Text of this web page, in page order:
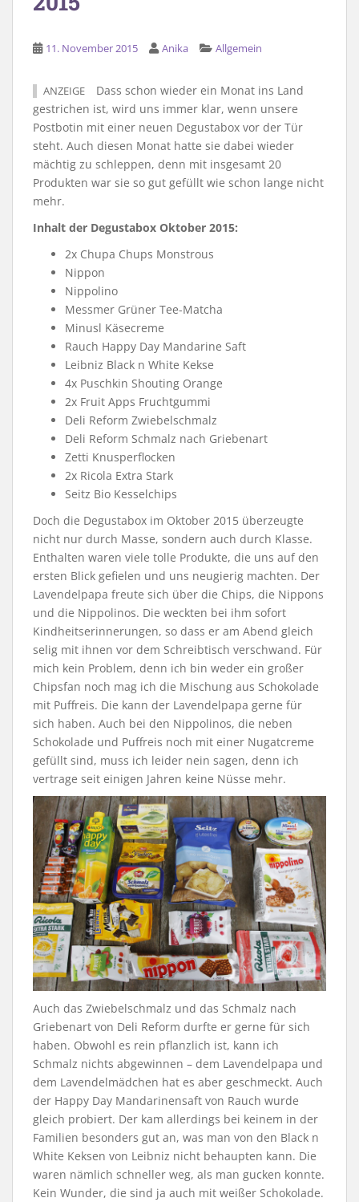
11. November 2015 Anika Allgemein
ANZEIGE
Dass schon wieder ein Monat ins Land
gestrichen ist, wird uns immer klar, wenn unsere
Postbotin mit einer neuen Degustabox vor der Tür
steht. Auch diesen Monat hatte sie dabei wieder
mächtig zu schleppen, denn mit insgesamt 20
Produkten war sie so gut gefüllt wie schon lange nicht
mehr.
Inhalt der Degustabox Oktober 2015:
2x Chupa Chups Monstrous
Nippon
Nippolino
Messmer Grüner Tee-Matcha
Minusl Käsecreme
Rauch Happy Day Mandarine Saft
Leibniz Black n White Kekse
4x Puschkin Shouting Orange
2x Fruit Apps Fruchtgummi
Deli Reform Zwiebelschmalz
Deli Reform Schmalz nach Griebenart
Zetti Knusperflocken
2x Ricola Extra Stark
Seitz Bio Kesselchips
Doch die Degustabox im Oktober 2015 überzeugte
nicht nur durch Masse, sondern auch durch Klasse.
Enthalten waren viele tolle Produkte, die uns auf den
ersten Blick gefielen und uns neugierig machten. Der
Lavendelpapa freute sich über die Chips, die Nippons
und die Nippolinos. Die weckten bei ihm sofort
Kindheitserinnerungen, so dass er am Abend gleich
selig mit ihnen vor dem Schreibtisch verschwand. Für
mich kein Problem, denn ich bin weder ein großer
Chipsfan noch mag ich die Mischung aus Schokolade
mit Puffreis. Die kann der Lavendelpapa gerne für
sich haben. Auch bei den Nippolinos, die neben
Schokolade und Puffreis noch mit einer Nugatcreme
gefüllt sind, muss ich leider nein sagen, denn ich
vertrage seit einigen Jahren keine Nüsse mehr.
Auch das Zwiebelschmalz und das Schmalz nach
Griebenart von Deli Reform durfte er gerne für sich
haben. Obwohl es rein pflanzlich ist, kann ich
Schmalz nichts abgewinnen – dem Lavendelpapa und
dem Lavendelmädchen hat es aber geschmeckt. Auch
der Happy Day Mandarinensaft von Rauch wurde
gleich probiert. Der kam allerdings bei keinem in der
Familien besonders gut an, was man von den Black n
White Keksen von Leibniz nicht behaupten kann. Die
waren nämlich schneller weg, als man gucken konnte.
Kein Wunder, die sind ja auch mit weißer Schokolade.